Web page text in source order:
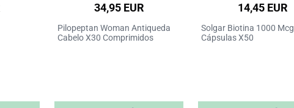
34,95 EUR
Pilopeptan Woman Antiqueda
Cabelo X30 Comprimidos
14,45 EUR
Solgar Biotina 1000 Mcg
Cápsulas X50